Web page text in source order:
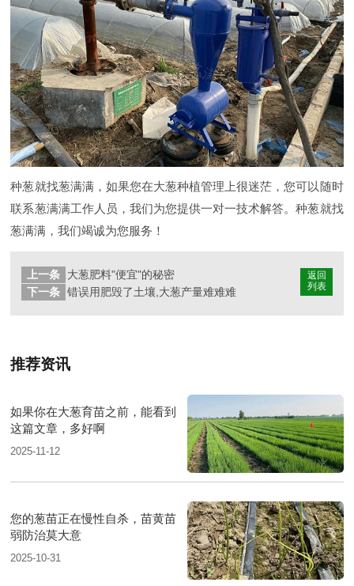
种葱就找葱满满，如果您在大葱种植管理上很迷茫，您可以随时
联系葱满满工作人员，我们为您提供一对一技术解答。种葱就找
葱满满，我们竭诚为您服务！
返回
列表
上一条
大葱肥料"便宜"的秘密
下一条 错误用肥毁了土壤,大葱产量难难难
推荐资讯
如果你在大葱育苗之前，能看到
这篇文章，多好啊
2025-11-12
您的葱苗正在慢性自杀，苗黄苗
弱防治莫大意
2025-10-31